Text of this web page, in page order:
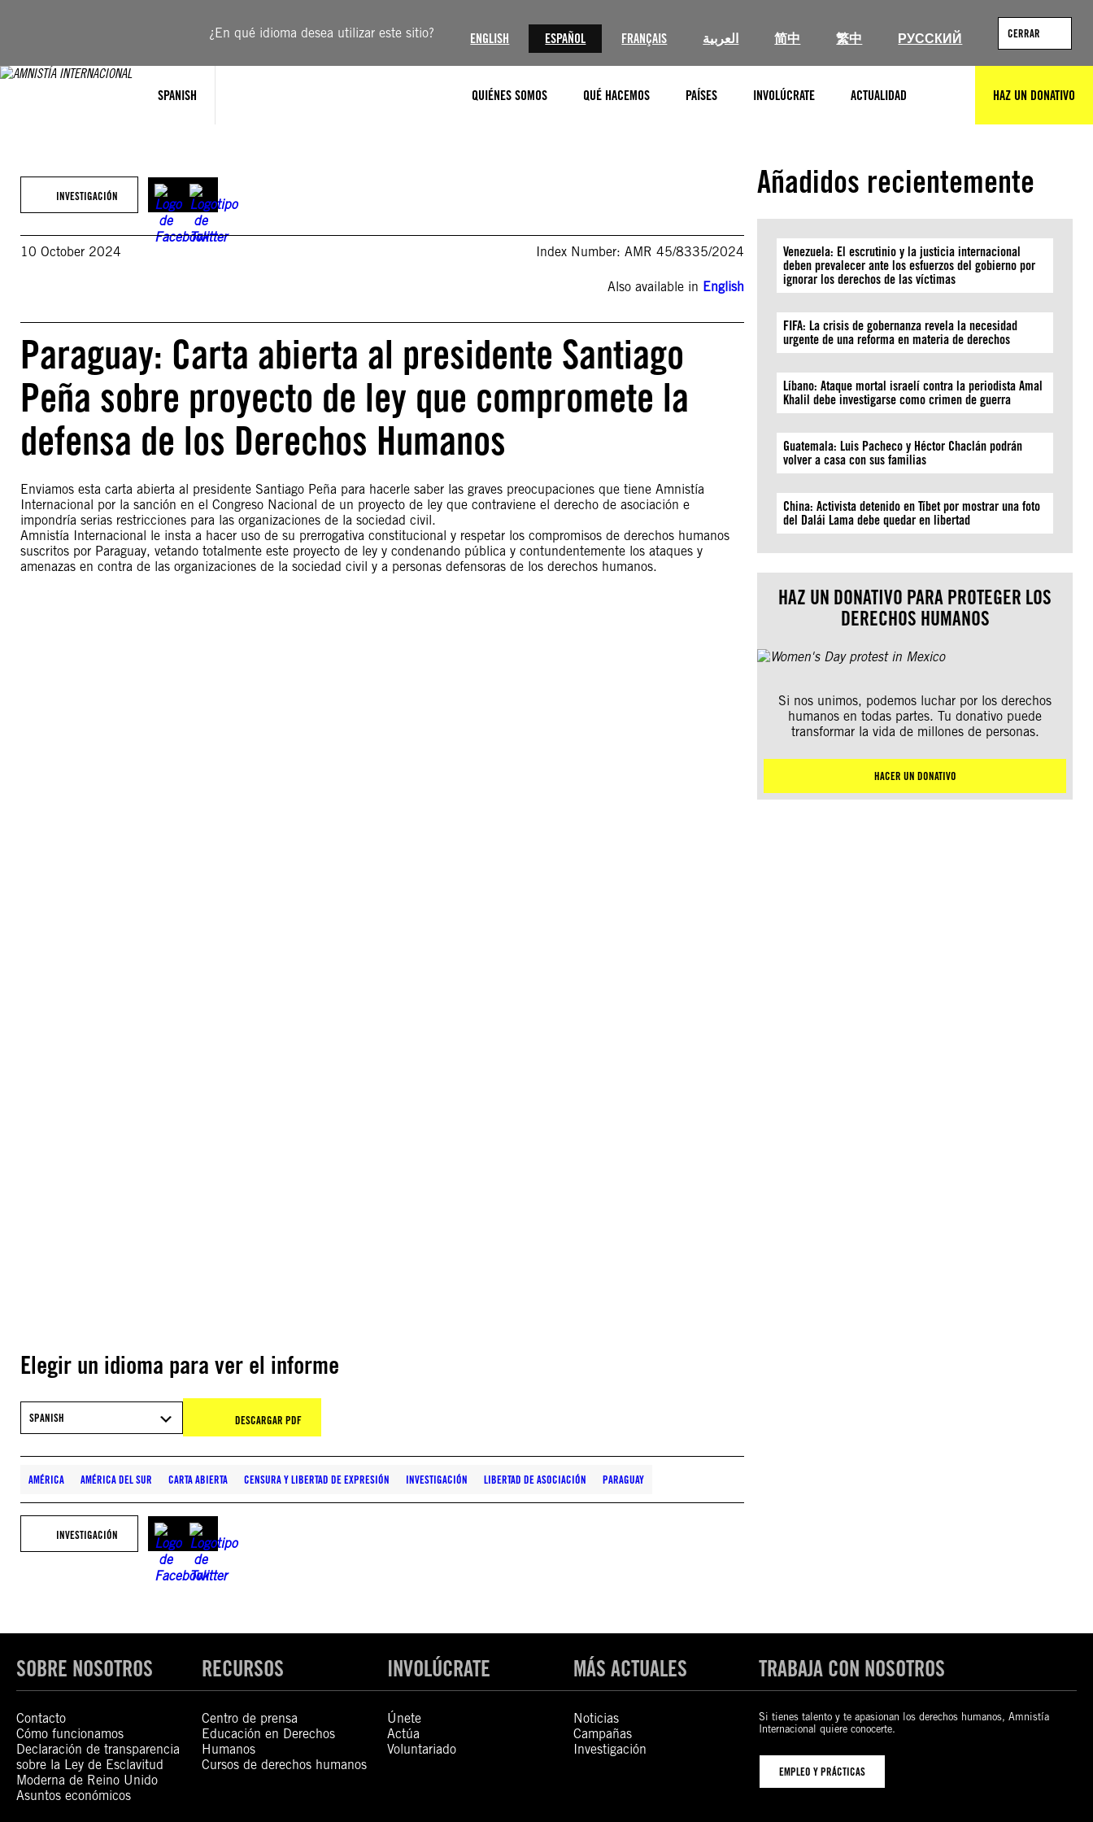
¿En qué idioma desea utilizar este sitio? ENGLISH ESPAÑOL FRANÇAIS العربية 简中 繁中 РУССКИЙ CERRAR
SPANISH QUIÉNES SOMOS QUÉ HACEMOS PAÍSES INVOLÚCRATE ACTUALIDAD HAZ UN DONATIVO
INVESTIGACIÓN
10 October 2024 Index Number: AMR 45/8335/2024
Also available in English
Paraguay: Carta abierta al presidente Santiago
Peña sobre proyecto de ley que compromete la
defensa de los Derechos Humanos
Enviamos esta carta abierta al presidente Santiago Peña para hacerle saber las graves preocupaciones que tiene Amnistía
Internacional por la sanción en el Congreso Nacional de un proyecto de ley que contraviene el derecho de asociación e
impondría serias restricciones para las organizaciones de la sociedad civil.
Amnistía Internacional le insta a hacer uso de su prerrogativa constitucional y respetar los compromisos de derechos humanos
suscritos por Paraguay, vetando totalmente este proyecto de ley y condenando pública y contundentemente los ataques y
amenazas en contra de las organizaciones de la sociedad civil y a personas defensoras de los derechos humanos.
Elegir un idioma para ver el informe
SPANISH DESCARGAR PDF
AMÉRICA AMÉRICA DEL SUR CARTA ABIERTA CENSURA Y LIBERTAD DE EXPRESIÓN INVESTIGACIÓN LIBERTAD DE ASOCIACIÓN PARAGUAY
INVESTIGACIÓN
Añadidos recientemente
Venezuela: El escrutinio y la justicia internacional
deben prevalecer ante los esfuerzos del gobierno por
ignorar los derechos de las víctimas
FIFA: La crisis de gobernanza revela la necesidad
urgente de una reforma en materia de derechos
Líbano: Ataque mortal israelí contra la periodista Amal
Khalil debe investigarse como crimen de guerra
Guatemala: Luis Pacheco y Héctor Chaclán podrán
volver a casa con sus familias
China: Activista detenido en Tíbet por mostrar una foto
del Dalái Lama debe quedar en libertad
HAZ UN DONATIVO PARA PROTEGER LOS
DERECHOS HUMANOS
Si nos unimos, podemos luchar por los derechos
humanos en todas partes. Tu donativo puede
transformar la vida de millones de personas.
HACER UN DONATIVO
SOBRE NOSOTROS
Contacto
Cómo funcionamos
Declaración de transparencia
sobre la Ley de Esclavitud
Moderna de Reino Unido
Asuntos económicos
RECURSOS
Centro de prensa
Educación en Derechos
Humanos
Cursos de derechos humanos
INVOLÚCRATE
Únete
Actúa
Voluntariado
MÁS ACTUALES
Noticias
Campañas
Investigación
TRABAJA CON NOSOTROS
Si tienes talento y te apasionan los derechos humanos, Amnistía
Internacional quiere conocerte.
EMPLEO Y PRÁCTICAS